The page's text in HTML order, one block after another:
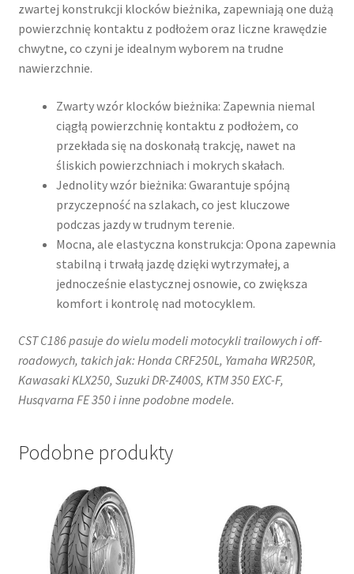
zwartej konstrukcji klocków bieżnika, zapewniają one dużą
powierzchnię kontaktu z podłożem oraz liczne krawędzie
chwytne, co czyni je idealnym wyborem na trudne
nawierzchnie.
Zwarty wzór klocków bieżnika: Zapewnia niemal
ciągłą powierzchnię kontaktu z podłożem, co
przekłada się na doskonałą trakcję, nawet na
śliskich powierzchniach i mokrych skałach.
Jednolity wzór bieżnika: Gwarantuje spójną
przyczepność na szlakach, co jest kluczowe
podczas jazdy w trudnym terenie.
Mocna, ale elastyczna konstrukcja: Opona zapewnia
stabilną i trwałą jazdę dzięki wytrzymałej, a
jednocześnie elastycznej osnowie, co zwiększa
komfort i kontrolę nad motocyklem. ​
CST C186 pasuje do wielu modeli motocykli trailowych i off-
roadowych, takich jak:​ Honda CRF250L, Yamaha WR250R,
Kawasaki KLX250, Suzuki DR-Z400S, KTM 350 EXC-F,
Husqvarna FE 350​ i inne podobne modele.
Podobne produkty